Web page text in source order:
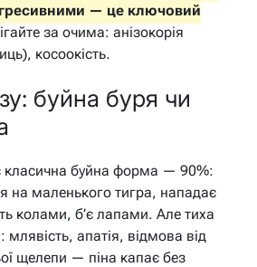
— це ключовий
за очима: анізокорія
косоокість.
буйна буря чи
класична буйна форма — 90%:
на маленького тигра, нападає
колами, б’є лапами. Але тиха
апатія, відмова від
щелепи — піна капає без